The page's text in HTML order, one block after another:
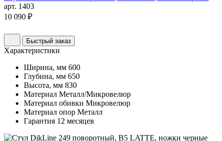
арт. 1403
10 090 ₽
Быстрый заказ
Характеристики
Ширина, мм 600
Глубина, мм 650
Высота, мм 830
Материал Металл/Микровелюр
Материал обивки Микровелюр
Материал опор Металл
Гарантия 12 месяцев